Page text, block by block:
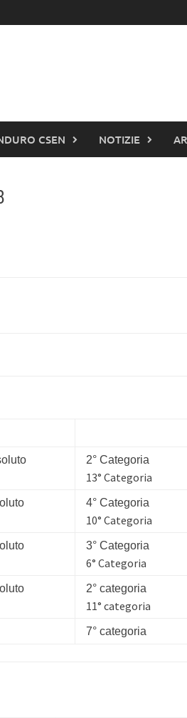
CSEN NOTIZIE
2° Categoria
13° Categoria
4° Categoria
10° Categoria
3° Categoria
6° Categoria
2° categoria
11° categoria
7° categoria